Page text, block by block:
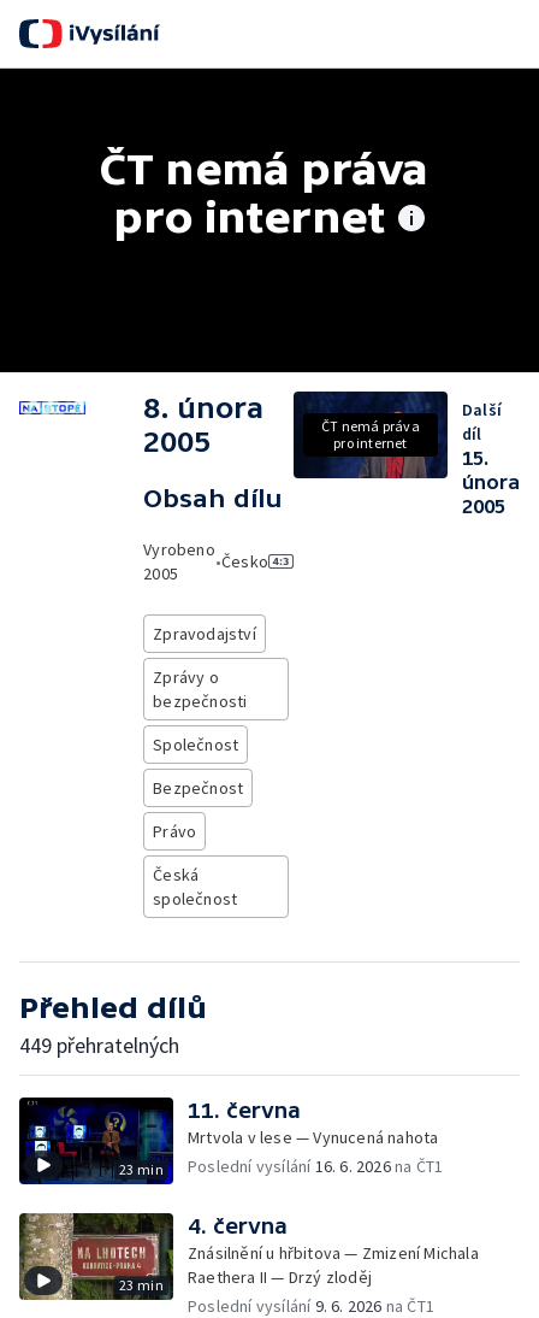
ČT nemá práva
pro internet
8. února
2005
Obsah dílu
Vyrobeno
2005
•Česko
Zpravodajství
Zprávy o
bezpečnosti
Společnost
Bezpečnost
Právo
Česká
společnost
ČT nemá práva
pro internet
Další
díl
15.
února
2005
Přehled dílů
449 přehratelných
23 min
11. června
Mrtvola v lese — Vynucená nahota
Poslední vysílání16. 6. 2026na ČT1
23 min
4. června
Znásilnění u hřbitova — Zmizení Michala
Raethera II — Drzý zloděj
Poslední vysílání9. 6. 2026 na ČT1